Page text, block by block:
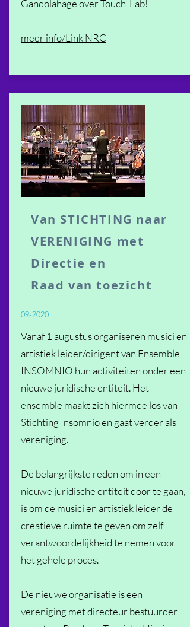
Gandolahageover Touch-Lab!
meer info/Link NRC
Van STICHTING naar
VERENIGING met
Directie en
Raad van toezicht
09-2020
Vanaf 1 augustus organiseren musici en
artistiek leider/dirigent van Ensemble
INSOMNIO hun activiteiten onder een
nieuwe juridische entiteit. Het
ensemble maakt zich hiermee los van
Stichting Insomnio en gaat verder als
vereniging.
De belangrijkste reden om in een
nieuwe juridische entiteit door te gaan,
is om de musici en artistiek leider de
creatieve ruimte te geven om zelf
verantwoordelijkheid te nemen voor
het gehele proces.
De nieuwe organisatie is een
vereniging met directeur bestuurder